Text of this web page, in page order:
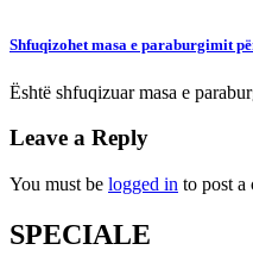
Shfuqizohet masa e paraburgimit
Është shfuqizuar masa e
Leave a Reply
You must be logged in to post a
SPECIALE